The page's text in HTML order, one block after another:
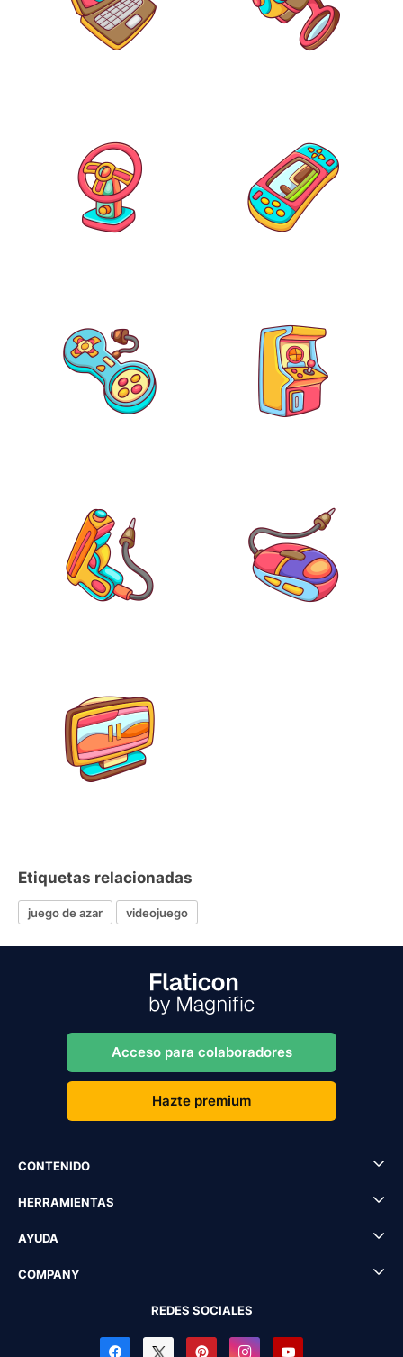
Etiquetas relacionadas
juego de azar videojuego
Acceso para colaboradores
Hazte premium
CONTENIDO
HERRAMIENTAS
AYUDA
COMPANY
REDES SOCIALES